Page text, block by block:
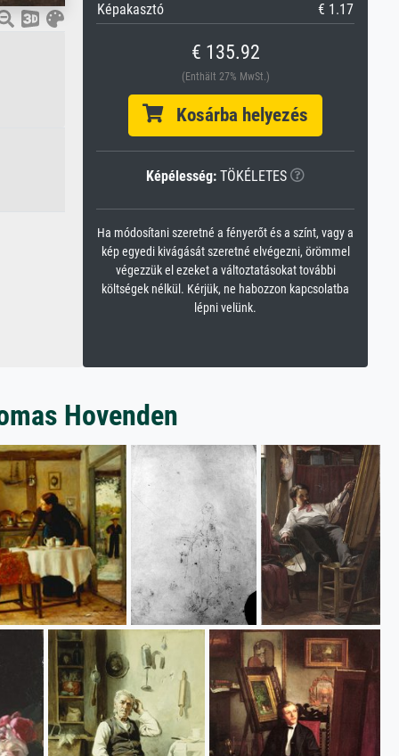
Képakasztó
€ 1.17
€ 135.92
(Enthält 27% MwSt.)
Kosárba helyezés
Képélesség: TÖKÉLETES
Ha módosítani szeretné a fényerőt és a színt, vagy a
kép egyedi kivágását szeretné elvégezni, örömmel
végezzük el ezeket a változtatásokat további
költségek nélkül. Kérjük, ne habozzon kapcsolatba
lépni velünk.
Hovenden